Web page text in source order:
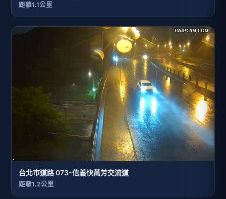
距離1.1公里
台北市道路 073-信義快萬芳交流道
距離1.2公里